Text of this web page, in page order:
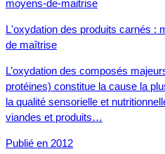
L'oxydation des produits carnés :
de maîtrise
L’oxydation des composés
protéines) constitue la cause la
la qualité sensorielle et
viandes et produits…
Publié en 2012